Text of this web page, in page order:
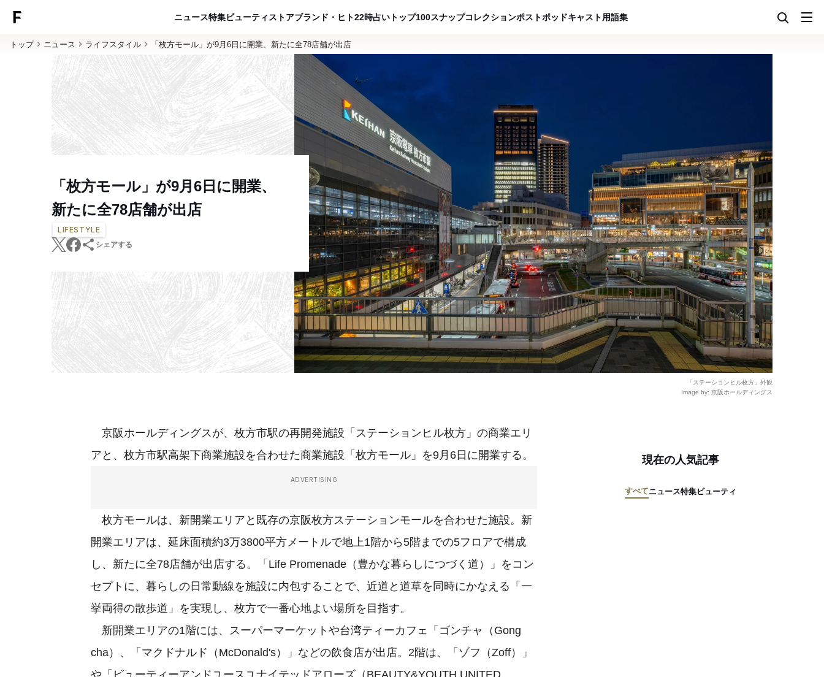
ニュース特集ビューティ ストアブランド・ヒト22時占い トップ100スナップコレクションポストポッドキャスト用語集
トップ ニュース ライフスタイル 「枚方モール」が9月6日に開業、新たに全78店舗が出店
「枚方モール」が9月6日に開業、
新たに全78店舗が出店
LIFESTYLE
シェアする
「ステーションヒル枚方」外観
Image by: 京阪ホールディングス
京阪ホールディングスが、枚方市駅の再開発施設「ステーションヒル枚方」の商業エリ
アと、枚方市駅高架下商業施設を合わせた商業施設「枚方モール」を9月6日に開業する。
ADVERTISING
枚方モールは、新開業エリアと既存の京阪枚方ステーションモールを合わせた施設。新
開業エリアは、延床面積約3万3800平方メートルで地上1階から5階までの5フロアで構成
し、新たに全78店舗が出店する。「Life Promenade（豊かな暮らしにつづく道）」をコン
セプトに、暮らしの日常動線を施設に内包することで、近道と道草を同時にかなえる「一
挙両得の散歩道」を実現し、枚方で一番心地よい場所を目指す。
新開業エリアの1階には、スーパーマーケットや台湾ティーカフェ「ゴンチャ（Gong
cha）、「マクドナルド（McDonald's）」などの飲食店が出店。2階は、「ゾフ（Zoff）」
や「ビューティーアンドユースユナイテッドアローズ（BEAUTY&YOUTH UNITED
現在の人気記事
すべてニュース特集ビューティ